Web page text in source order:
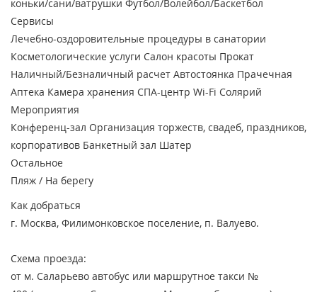
коньки/сани/ватрушки Футбол/Волейбол/Баскетбол
Сервисы
Лечебно-оздоровительные процедуры в санатории
Косметологические услуги Салон красоты Прокат
Наличный/Безналичный расчет Автостоянка Прачечная
Аптека Камера хранения СПА-центр Wi-Fi Солярий
Мероприятия
Конференц-зал Организация торжеств, свадеб, праздников,
корпоративов Банкетный зал Шатер
Остальное
Пляж / На берегу
Как добраться
г. Москва, Филимонковское поселение, п. Валуево.
Схема проезда:
от м. Саларьево автобус или маршрутное такси №